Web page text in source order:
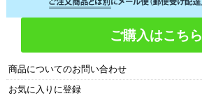
ご購入はこちら
商品についてのお問い合わせ
お気に入りに登録